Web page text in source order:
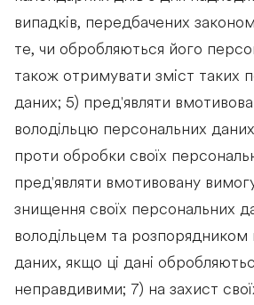
випадків, передбачених
те, чи обробляються його
також отримувати зміст таких
даних; 5) пред'являти
володільцю персональних
проти обробки своїх
пред'являти вмотивовану
знищення своїх персональних
володільцем та розпорядником
даних, якщо ці дані
неправдивими; 7) на захист